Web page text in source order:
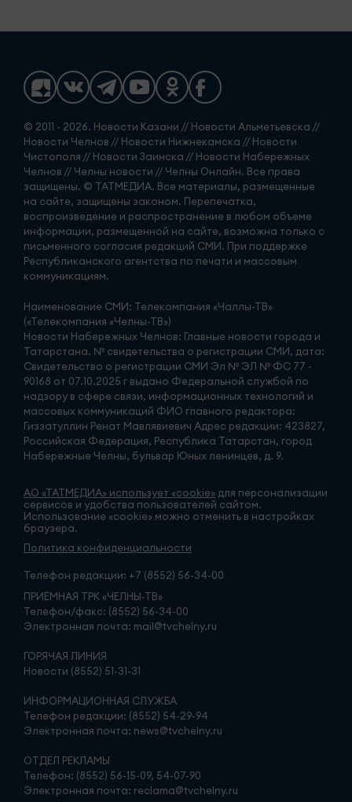
© 2011 - 2026. Новости Казани // Новости Альметьевска //
Новости Челнов // Новости Нижнекамска // Новости
Чистополя // Новости Заинска // Новости Набережных
Челнов // Челны новости // Челны Онлайн. Все права
защищены. © ТАТМЕДИА. Все материалы, размещенные
на сайте, защищены законом. Перепечатка,
воспроизведение и распространение в любом объеме
информации, размещенной на сайте, возможна только с
письменного согласия редакций СМИ. При поддержке
Республиканского агентства по печати и массовым
коммуникациям.
Наименование СМИ: Телекомпания «Чаллы-ТВ»
(«Телекомпания «Челны-ТВ»)
Новости Набережных Челнов: Главные новости города и
Татарстана. № свидетельства о регистрации СМИ, дата:
Свидетельство о регистрации СМИ Эл № ЭЛ № ФС 77 -
90168 от 07.10.2025 г выдано Федеральной службой по
надзору в сфере связи, информационных технологий и
массовых коммуникаций ФИО главного редактора:
Гиззатуллин Ренат Мавлявиевич Адрес редакции: 423827,
Российская Федерация, Республика Татарстан, город
Набережные Челны, бульвар Юных ленинцев, д. 9.
АО «ТАТМЕДИА» использует «cookie» для персонализации
сервисов и удобства пользователей сайтом.
Использование «cookie» можно отменить в настройках
браузера.
Политика конфиденциальности
Телефон редакции: +7 (8552) 56-34-00
ПРИЁМНАЯ ТРК «ЧЕЛНЫ-ТВ»
Телефон/факс: (8552) 56-34-00
Электронная почта: mail@tvchelny.ru
ГОРЯЧАЯ ЛИНИЯ
Новости (8552) 51-31-31
ИНФОРМАЦИОННАЯ СЛУЖБА
Телефон редакции: (8552) 54-29-94
Электронная почта: news@tvchelny.ru
ОТДЕЛ РЕКЛАМЫ
Телефон: (8552) 56-15-09, 54-07-90
Электронная почта: reclama@tvchelny.ru